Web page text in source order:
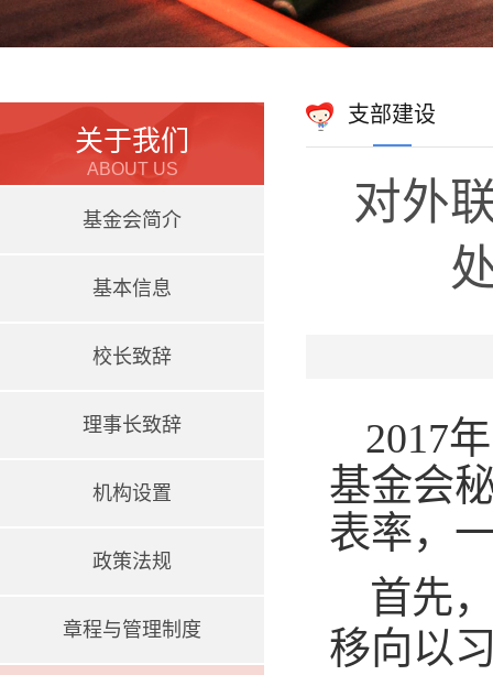
关于我们
ABOUT US
基金会简介
基本信息
校长致辞
理事长致辞
机构设置
政策法规
章程与管理制度
支部建设
对外
2017年
基金会
表率，
首先
移向以